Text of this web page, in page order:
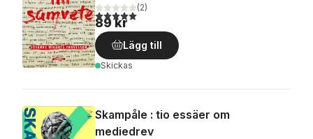
5,0utav 5 stjärnor. Totalt antal röster:
(2)
89 kr
Lägg till
Skickas
Skampåle : tio essäer om
mediedrev